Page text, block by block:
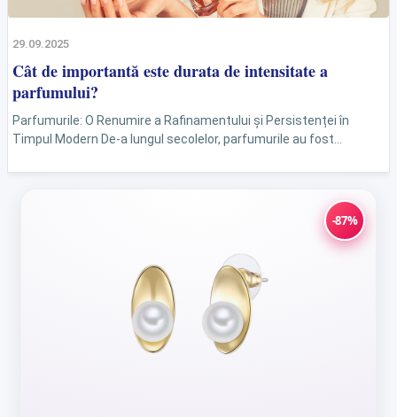
29.09.2025
Cât de importantă este durata de intensitate a
parfumului?
Parfumurile: O Renumire a Rafinamentului și Persistenței în
Timpul Modern De-a lungul secolelor, parfumurile au fost
eleganța. În...
-87%